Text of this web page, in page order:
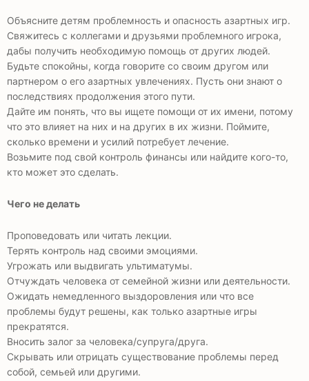
Объясните детям проблемность и опасность азартных игр.
Свяжитесь с коллегами и друзьями проблемного игрока,
дабы получить необходимую помощь от других людей.
Будьте спокойны, когда говорите со своим другом или
партнером о его азартных увлечениях. Пусть они знают о
последствиях продолжения этого пути.
Дайте им понять, что вы ищете помощи от их имени, потому
что это влияет на них и на других в их жизни. Поймите,
сколько времени и усилий потребует лечение.
Возьмите под свой контроль финансы или найдите кого-то,
кто может это сделать.
Чего не делать
Проповедовать или читать лекции.
Терять контроль над своими эмоциями.
Угрожать или выдвигать ультиматумы.
Отчуждать человека от семейной жизни или деятельности.
Ожидать немедленного выздоровления или что все
проблемы будут решены, как только азартные игры
прекратятся.
Вносить залог за человека/супруга/друга.
Скрывать или отрицать существование проблемы перед
собой, семьей или другими.